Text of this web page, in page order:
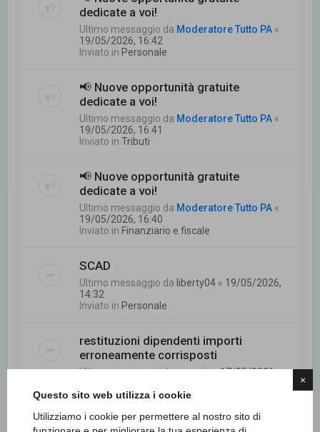
×
Questo sito web utilizza i cookie
Utilizziamo i cookie per permettere al nostro sito di
dedicate a voi!
Ultimo messaggio da Moderatore Tutto PA «
19/05/2026, 16:42
Inviato in Personale
📢 Nuove opportunità gratuite
dedicate a voi!
Ultimo messaggio da Moderatore Tutto PA «
19/05/2026, 16:41
Inviato inTributi
📢 Nuove opportunità gratuite
dedicate a voi!
Ultimo messaggio da Moderatore Tutto PA «
19/05/2026, 16:40
Inviato in Finanziario e fiscale
SCAD
Ultimo messaggio da liberty04 « 19/05/2026,
14:32
Inviato in Personale
restituzioni dipendenti importi
erroneamente corrisposti
Ultimo messaggio damannie«17/05/2026,
Inviato inFinanziario e fiscale